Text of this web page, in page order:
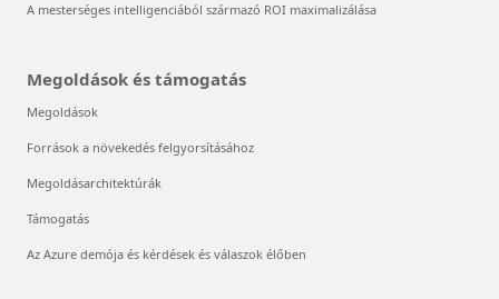
A mesterséges intelligenciából származó ROI maximalizálása
Megoldások és támogatás
Megoldások
Források a növekedés felgyorsításához
Megoldásarchitektúrák
Támogatás
Az Azure demója és kérdések és válaszok élőben